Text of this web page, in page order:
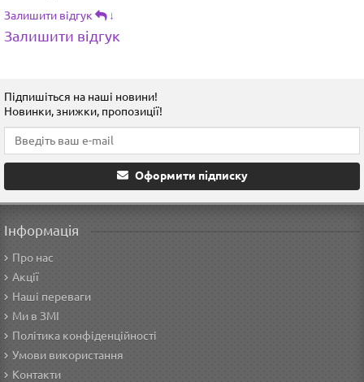
Залишити відгук ↓
Залишити відгук
Підпишіться на наші новини!
Новинки, знижки, пропозиції!
Оформити підписку
Інформація
Про нас
Акції
Наші переваги
Ми в ЗМІ
Політика конфіденційності
Умови використання
Контакти